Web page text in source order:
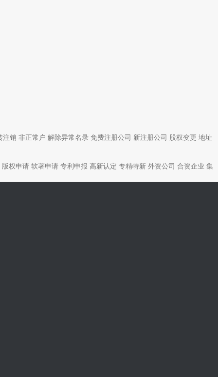
注销 非正常户 解除异常名录 免费注册公司 新注册公司 股权变更 地址
版权申请 软著申请 专利申报 高新认定 专精特新 外资公司 合资企业 集